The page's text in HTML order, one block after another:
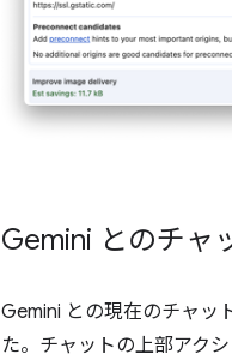
Gemini とのチャ
Gemini との現在のチャッ
た。チャットの上部アク